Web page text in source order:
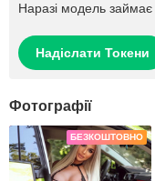
Наразі модель займає
Надіслати Токени
Фотографії
БЕЗКОШТОВНО